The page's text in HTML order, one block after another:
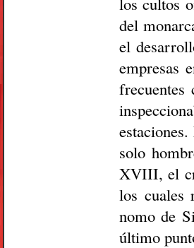
del
el
empresas
solo
XVIII, el
los cuales
nomo de
último